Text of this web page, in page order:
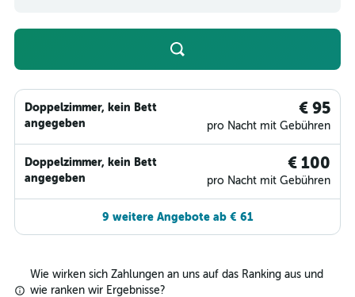
Doppelzimmer, kein Bett
angegeben
€ 95
pro Nacht mit Gebühren
Doppelzimmer, kein Bett
angegeben
€ 100
pro Nacht mit Gebühren
9 weitere Angebote ab € 61
Wie wirken sich Zahlungen an uns auf das Ranking aus und
wie ranken wir Ergebnisse?